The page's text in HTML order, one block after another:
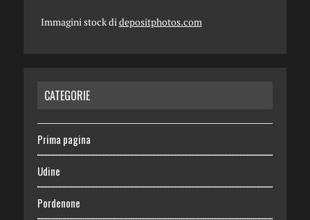
Immagini stock di depositphotos.com
CATEGORIE
Prima pagina
Udine
Pordenone